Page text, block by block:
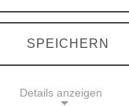
SPEICHERN
Details anzeigen